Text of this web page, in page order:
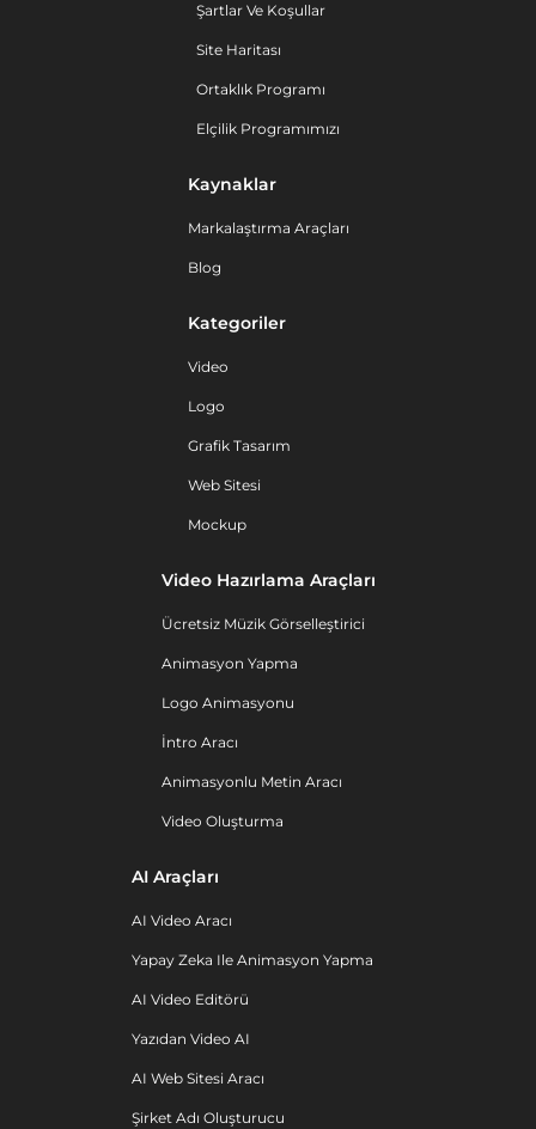
Şartlar Ve Koşullar
Site Haritası
Ortaklık Programı
Elçilik Programımızı
Kaynaklar
Markalaştırma Araçları
Blog
Kategoriler
Video
Logo
Grafik Tasarım
Web Sitesi
Mockup
Video Hazırlama Araçları
Ücretsiz Müzik Görselleştirici
Animasyon Yapma
Logo Animasyonu
İntro Aracı
Animasyonlu Metin Aracı
Video Oluşturma
AI Araçları
AI Video Aracı
Yapay Zeka Ile Animasyon Yapma
AI Video Editörü
Yazıdan Video AI
AI Web Sitesi Aracı
Şirket Adı Oluşturucu